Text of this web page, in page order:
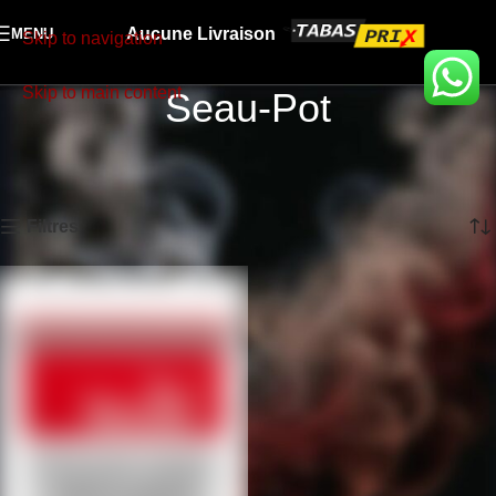
Skip to navigation
Skip to main content
MENU Aucune Livraison
Seau-Pot
Accueil TABAC Seau-Pot Voici le seul résultat
Filtres